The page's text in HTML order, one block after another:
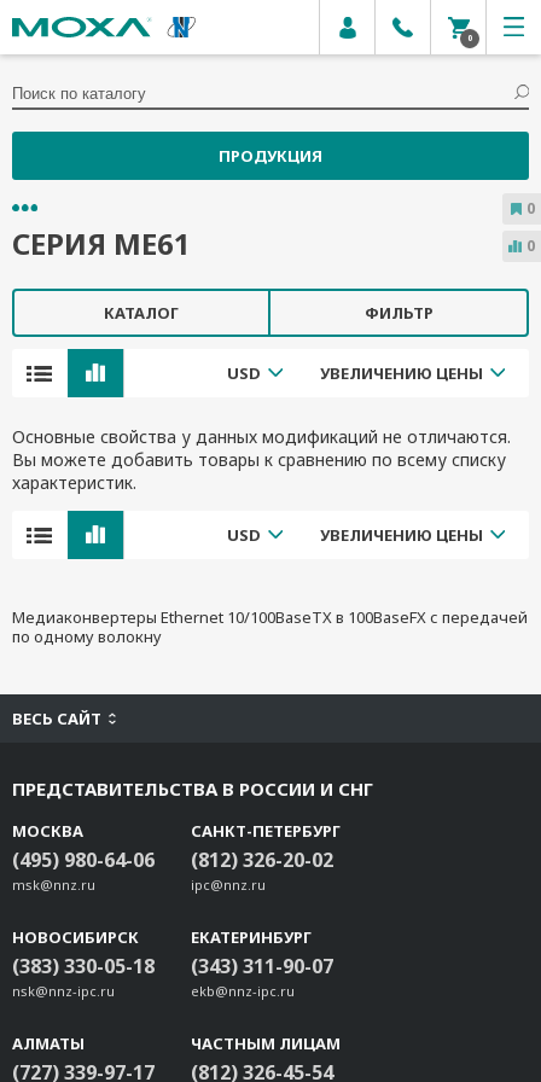
0
ПРОДУКЦИЯ
СЕРИЯ ME61
КАТАЛОГ ФИЛЬТР
USD УВЕЛИЧЕНИЮ ЦЕНЫ
Основные свойства у данных модификаций не отличаются.
Вы можете добавить товары к сравнению по всему списку
характеристик.
USD УВЕЛИЧЕНИЮ ЦЕНЫ
Медиаконвертеры Ethernet 10/100BaseTX в 100BaseFX с передачей
по одному волокну
ВЕСЬ САЙТ
ПРЕДСТАВИТЕЛЬСТВА В РОССИИ И СНГ
МОСКВА
(495) 980-64-06
msk@nnz.ru
САНКТ-ПЕТЕРБУРГ
(812) 326-20-02
ipc@nnz.ru
НОВОСИБИРСК
(383) 330-05-18
nsk@nnz-ipc.ru
ЕКАТЕРИНБУРГ
(343) 311-90-07
ekb@nnz-ipc.ru
АЛМАТЫ
(727) 339-97-17
ЧАСТНЫМ ЛИЦАМ
(812) 326-45-54
0
0